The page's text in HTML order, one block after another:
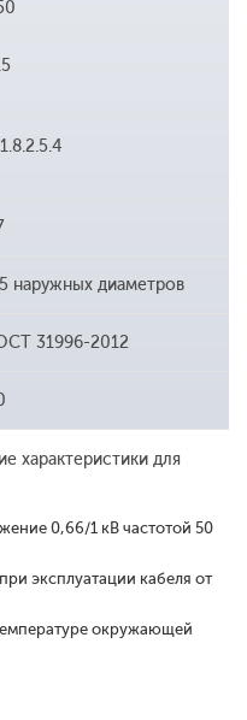
наружных диаметров
31996-2012
характеристики для
0,66/1 кВ частотой 50
эксплуатации кабеля от
окружающей